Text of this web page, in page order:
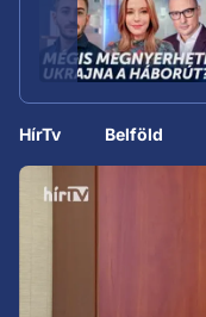
HírTv Belföld